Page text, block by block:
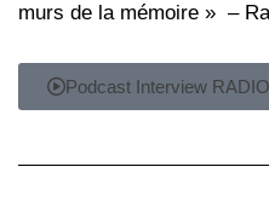
murs de la mémoire » –
Podcast Interview